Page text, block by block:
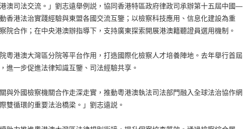
司法交流。」劉志遠舉例説，協同香港特區政府律政司承辦第十五屆中國—
香港法治實踐經驗與東盟各國交流互鑒；以檢察科技應用、信息化建設為重
院合作；在中央港澳辦指導下，支持廣東探索開展港澳籍聽證員選用機制。
港澳大灣區分院等平台作用，打造國際化檢察人才培養陣地。去年舉行首屆
進一步促進法律知識互鑒、司法經驗共享。
外國檢察機關合作走深走實，推動粵港澳執法司法部門融入全球法治協作網
雙循環的重要法治橋梁。」劉志遠説。